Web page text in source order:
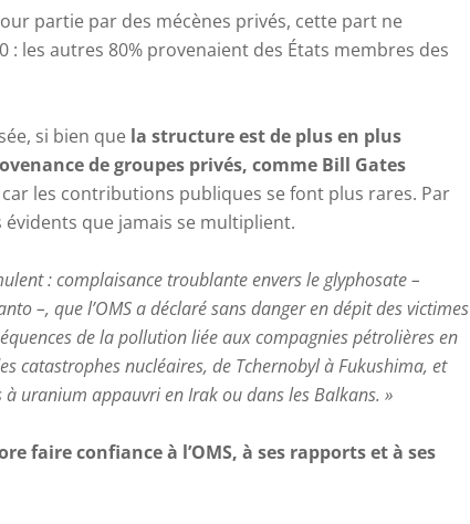
partie par des mécènes privés, cette part ne
: les autres 80% provenaient des États membres des
si bien que la structure est de plus en plus
de groupes privés, comme Bill Gates
car les contributions publiques se font plus rares. Par
que jamais se multiplient.
: complaisance troublante envers le glyphosate –
–, que l’OMS a déclaré sans danger en dépit des victimes
de la pollution liée aux compagnies pétrolières en
catastrophes nucléaires, de Tchernobyl à Fukushima, et
uranium appauvri en Irak ou dans les Balkans. »
faire confiance à l’OMS, à ses rapports et à ses